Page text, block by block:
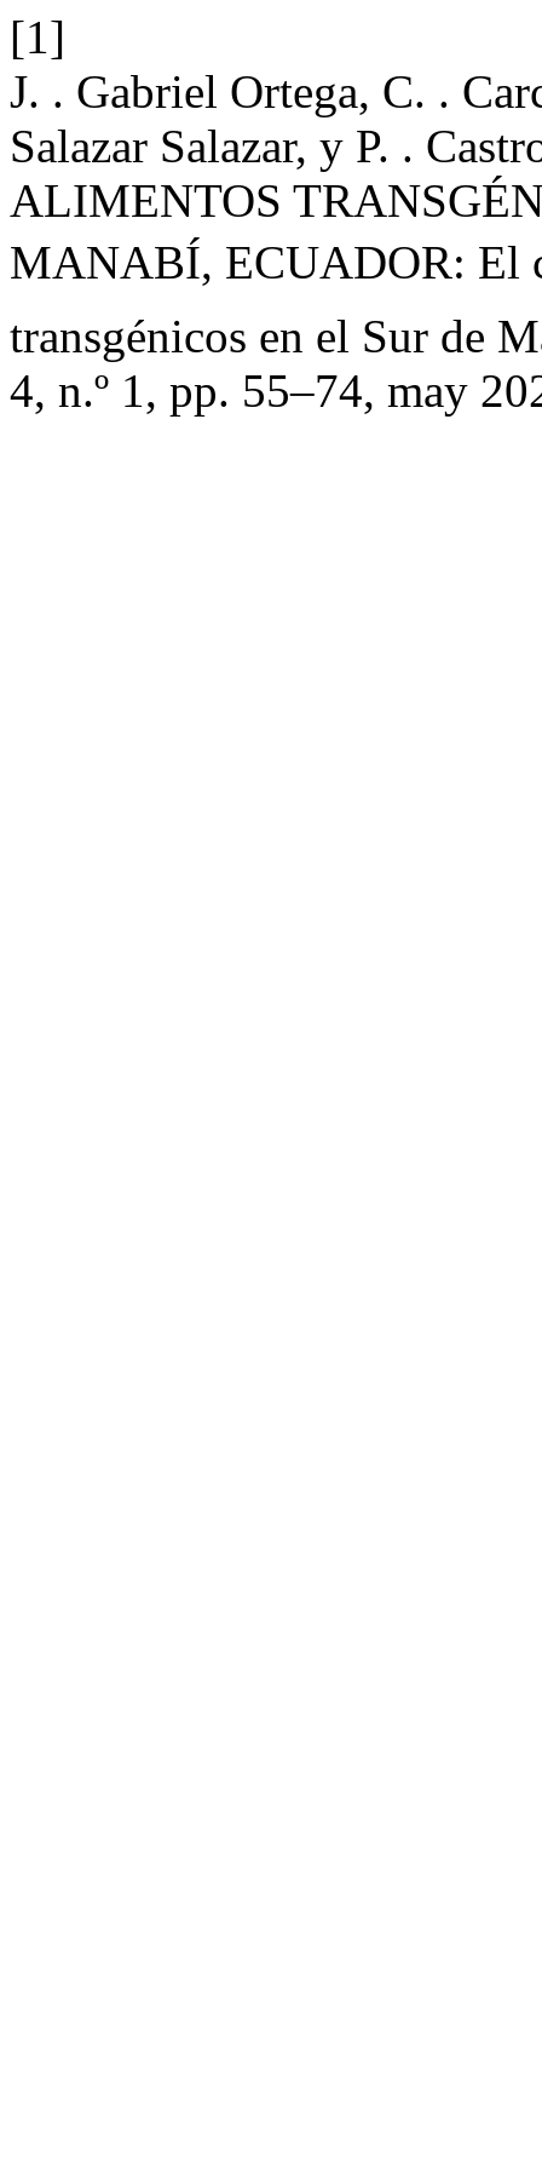
[1]
J. . Gabriel Ortega, C. .
Salazar Salazar, y P. .
ALIMENTOS
MANABÍ, ECUADOR: El
transgénicos en el Sur de
4, n.º 1, pp. 55–74, may